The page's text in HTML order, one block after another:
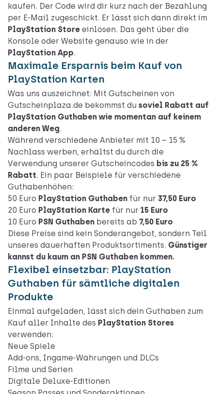
kaufen. Der Code wird dir kurz nach der Bezahlung
per E-Mail zugeschickt. Er lässt sich dann direkt im
PlayStation Store einlösen. Das geht über die
Konsole oder Website genauso wie in der
PlayStation App.
Maximale Ersparnis beim Kauf von
PlayStation Karten
Was uns auszeichnet: Mit Gutscheinen von
Gutscheinplaza.de bekommst du soviel Rabatt auf
PlayStation Guthaben wie momentan auf keinem
anderen Weg.
Während verschiedene Anbieter mit 10 – 15 %
Nachlass werben, erhältst du durch die
Verwendung unserer Gutscheincodes bis zu 25 %
Rabatt. Ein paar Beispiele für verschiedene
Guthabenhöhen:
50 Euro PlayStation Guthaben für nur 37,50 Euro
20 Euro PlayStation Karte für nur 15 Euro
10 Euro PSN Guthaben bereits ab 7,50 Euro
Diese Preise sind kein Sonderangebot, sondern Teil
unseres dauerhaften Produktsortiments. Günstiger
kannst du kaum an PSN Guthaben kommen.
Flexibel einsetzbar: PlayStation
Guthaben für sämtliche digitalen
Produkte
Einmal aufgeladen, lässt sich dein Guthaben zum
Kauf aller Inhalte des PlayStation Stores
verwenden:
Neue Spiele
Add-ons, Ingame-Währungen und DLCs
Filme und Serien
Digitale Deluxe-Editionen